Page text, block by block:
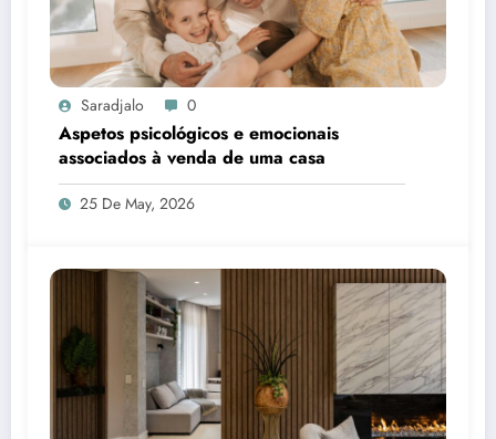
Saradjalo 0
Aspetos psicológicos e emocionais
associados à venda de uma casa
25 De May, 2026